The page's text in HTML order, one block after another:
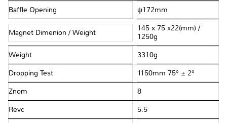
Baffle Opening ψ172mm
Magnet Dimenion / Weight
145 x 75 x22(mm) /
1250g
Weight 3310g
Dropping Test 1150mm 75° ± 2°
Znom 8 Ω
Revc 5.5 Ω